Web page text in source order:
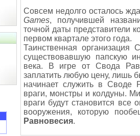
Совсем недолго осталось
Games, получившей
точной даты представители
первом квартале этого года.
Таинственная
существовавшую папскую
века. В игре от Свода
заплатить любую цену, лишь
начинает служить в Своде
враги, монстры и колдуны.
враги будут становится все
вооружения, которую
Равновесия.